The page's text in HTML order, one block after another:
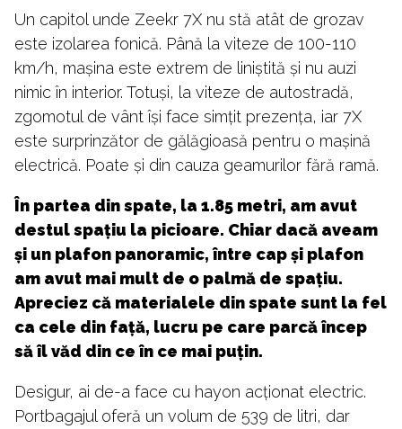
Un capitol unde Zeekr 7X nu stă atât de grozav
este izolarea fonică. Până la viteze de 100-110
km/h, mașina este extrem de liniștită și nu auzi
nimic în interior. Totuși, la viteze de autostradă,
zgomotul de vânt își face simțit prezența, iar 7X
este surprinzător de gălăgioasă pentru o mașină
electrică. Poate și din cauza geamurilor fără ramă.
În partea din spate, la 1.85 metri, am avut
destul spațiu la picioare. Chiar dacă aveam
și un plafon panoramic, între cap și plafon
am avut mai mult de o palmă de spațiu.
Apreciez că materialele din spate sunt la fel
ca cele din față, lucru pe care parcă încep
să îl văd din ce în ce mai puțin.
Desigur, ai de-a face cu hayon acționat electric.
Portbagajul oferă un volum de 539 de litri, dar